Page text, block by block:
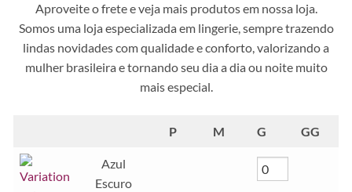
Aproveite o frete e veja mais produtos em nossa loja.
Somos uma loja especializada em lingerie, sempre trazendo
lindas novidades com qualidade e conforto, valorizando a
mulher brasileira e tornando seu dia a dia ou noite muito
mais especial.
P M G GG
Azul
Escuro